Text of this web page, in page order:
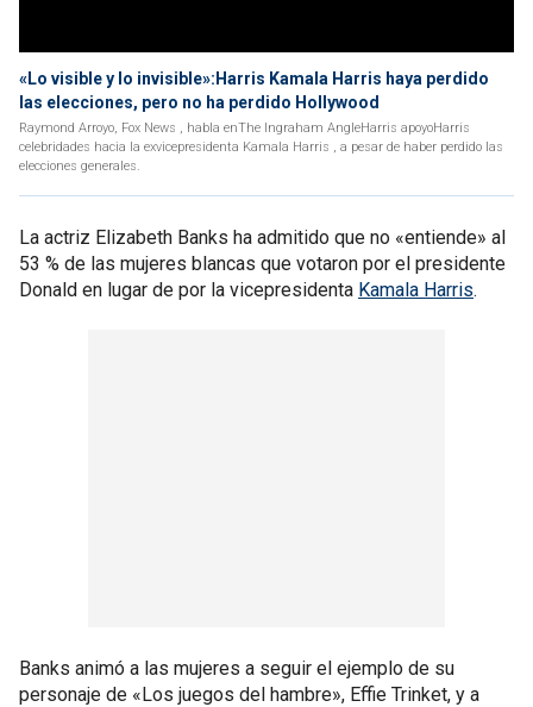
«Lo visible y lo invisible»:Harris Kamala Harris haya perdido
las elecciones, pero no ha perdido Hollywood
Raymond Arroyo, Fox News , habla enThe Ingraham AngleHarris apoyoHarris
celebridades hacia la exvicepresidenta Kamala Harris , a pesar de haber perdido las
elecciones generales.
La actriz Elizabeth Banks ha admitido que no «entiende» al
53 % de las mujeres blancas que votaron por el presidente
Donald en lugar de por la vicepresidenta Kamala Harris.
Banks animó a las mujeres a seguir el ejemplo de su
personaje de «Los juegos del hambre», Effie Trinket, y a